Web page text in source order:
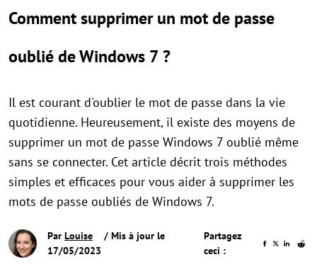
Comment supprimer un mot de passe
oublié de Windows 7 ?
Il est courant d'oublier le mot de passe dans la vie
quotidienne. Heureusement, il existe des moyens de
supprimer un mot de passe Windows 7 oublié même
sans se connecter. Cet article décrit trois méthodes
simples et efficaces pour vous aider à supprimer les
mots de passe oubliés de Windows 7.
Par Louise
/ Mis à jour le
17/05/2023
Partagez
ceci :